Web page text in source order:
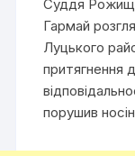
Суддя
Гармай
Луцького
притягнення
порушив